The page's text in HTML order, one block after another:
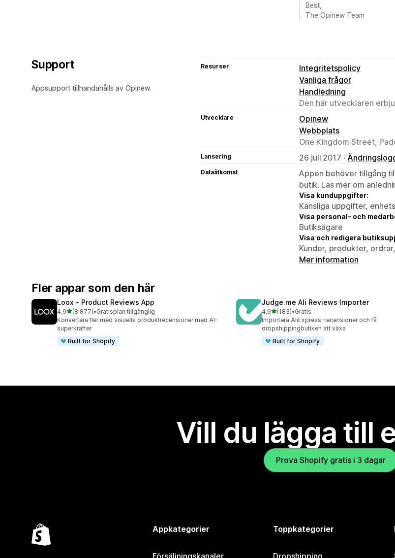
Best,
The Opinew Team
Support
Appsupport tillhandahålls av Opinew.
Resurser
Integritetspolicy
Vanliga frågor
Handledning
Den här utvecklaren
Utvecklare
Opinew
Webbplats
One Kingdom Street,
Lansering 26 juli 2017 ·
Dataåtkomst
Appen behöver tillgång
butik. Läs mer om
Visa kunduppgifter:
Känsliga uppgifter,
Visa personal- och
Butiksägare
Visa och redigera
Kunder, produkter,
Mer information
Fler appar som den här
Loox ‑ Product Reviews App
4,9av 5 stjärnor
(8 877)
8877 recensioner totalt
•Gratisplan tillgänglig
Konvertera fler med visuella produktrecensioner med AI-
superkrafter
Built for Shopify
Judge.me Ali Reviews Importer
4,9av 5 stjärnor
(183)
183 recensioner totalt
•Gratis
Importera AliExpress-recensioner och få
dropshippingbutiken att växa
Built for Shopify
Vill du lägga till
Prova Shopify gratis i 3 dagar
Appkategorier
Försäljningskanaler
Toppkategorier
Dropshipping